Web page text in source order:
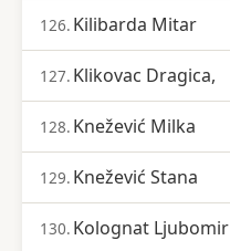
126. Kilibarda Mitar
127. Klikovac Dragica,
128. Knežević Milka
129. Knežević Stana
130. Kolognat Ljubomir